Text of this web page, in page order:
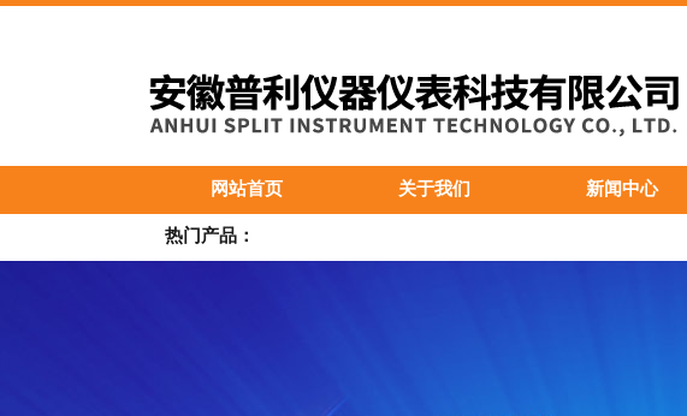
网站首页 关于我们 新闻中心
热门产品：